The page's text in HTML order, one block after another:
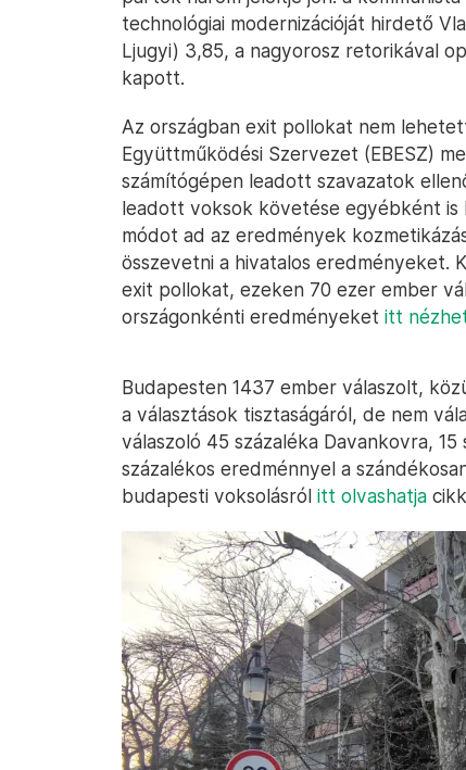
technológiai modernizációját hirdető
Ljugyi) 3,85, a nagyorosz retorikával
kapott.
Az országban exit pollokat nem
Együttműködési Szervezet (EBESZ)
számítógépen leadott szavazatok
leadott voksok követése egyébként is
módot ad az eredmények
összevetni a hivatalos eredményeket.
exit pollokat, ezeken 70 ezer ember
országonkénti eredményeket itt
Budapesten 1437 ember válaszolt,
a választások tisztaságáról, de nem
válaszoló 45 százaléka Davankovra,
százalékos eredménnyel a
budapesti voksolásról itt olvashatja